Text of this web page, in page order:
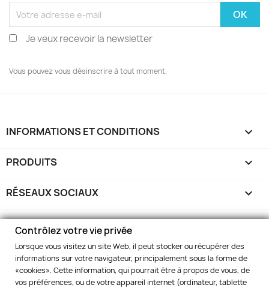
Je veux recevoir la newsletter
Vous pouvez vous désinscrire à tout moment.
INFORMATIONS ET CONDITIONS 
PRODUITS 
RÉSEAUX SOCIAUX 
MARELBO EUROPE 
VOTRE COMPTE 
INFORMATIONS
Contrôlez votre vie privée
Lorsque vous visitez un site Web, il peut stocker ou récupérer des
informations sur votre navigateur, principalement sous la forme de
«cookies». Cette information, qui pourrait être à propos de vous, de
vos préférences, ou de votre appareil internet (ordinateur, tablette